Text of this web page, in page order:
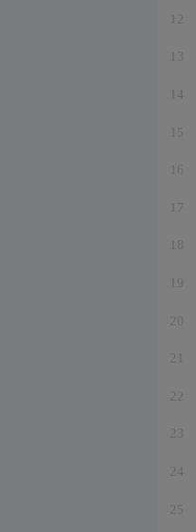
12
13
14
15
16
17
18
19
20
21
22
23
24
25